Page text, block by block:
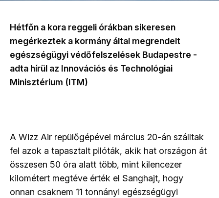
Hétfőn a kora reggeli órákban sikeresen
megérkeztek a kormány által megrendelt
egészségügyi védőfelszelések Budapestre -
adta hírül az Innovációs és Technológiai
Minisztérium (ITM)
A Wizz Air repülőgépével március 20-án szálltak
fel azok a tapasztalt pilóták, akik hat országon át
összesen 50 óra alatt több, mint kilencezer
kilométert megtéve érték el Sanghajt, hogy
onnan csaknem 11 tonnányi egészségügyi